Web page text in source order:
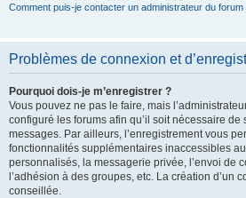
Comment puis-je contacter un administrateur du forum
Problèmes de connexion et
Pourquoi dois-je m’enregistrer ?
Vous pouvez ne pas le faire, mais
configuré les forums afin qu’il soit nécessaire de
messages. Par ailleurs, l’enregistrement vous
fonctionnalités supplémentaires inaccessibles
personnalisés, la messagerie privée, l’envoi de
l’adhésion à des groupes, etc. La création d’un
conseillée.